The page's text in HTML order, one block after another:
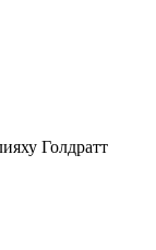
Голдратт